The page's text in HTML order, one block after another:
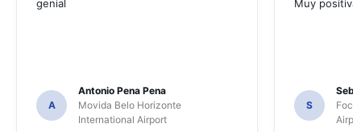
genial
A
Antonio Pena Pena
Movida Belo Horizonte
International Airport
Muy positiva
S
Foco